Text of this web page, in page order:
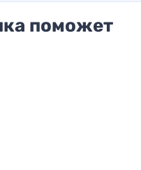
поможет